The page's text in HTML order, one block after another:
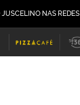
JUSCELINO NAS REDES